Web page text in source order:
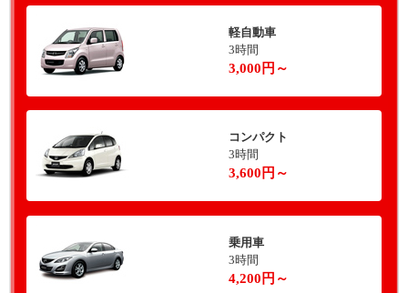
軽自動車
3時間
3,000円～
コンパクト
3時間
3,600円～
乗用車
3時間
4,200円～